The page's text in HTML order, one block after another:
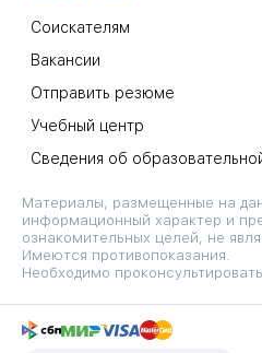
Соискателям
Вакансии
Отправить резюме
Учебный центр
Сведения об
Материалы, размещенные на
информационный характер и
ознакомительных целей, не
Имеются противопоказания.
Необходимо